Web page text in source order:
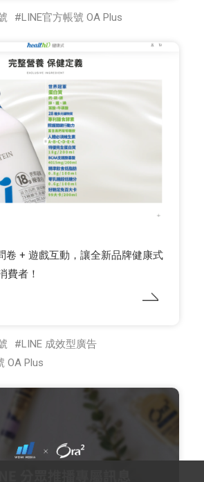
LINE官方帳號 OA Plus
卷 + 遊戲互動，讓全新品牌健康式
費者！
LINE 成效型廣告
OA Plus